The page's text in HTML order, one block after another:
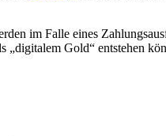
im Falle eines
Gold“ entstehen